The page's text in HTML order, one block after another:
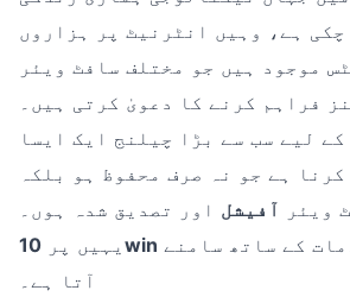
چکی ہے، وہیں انٹرنیٹ پر ہزاروں
موجود ہیں جو مختلف سافٹ ویئر
فراہم کرنے کا دعویٰ کرتی ہیں۔
لیے سب سے بڑا چیلنج ایک ایسا
کرنا ہے جو نہ صرف محفوظ ہو بلکہ
ویئر آفیشل اور تصدیق شدہ ہوں۔
یہیں پر 10win
آتا ہے۔